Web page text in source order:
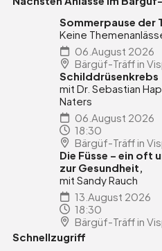
Sommerpause der
Keine
06.August 2026
Bärgüf-Träff in
Schilddrüsenkrebs
mit Dr. Sebastian
Naters
06.August 2026
18:30
Bärgüf-Träff in
Die Füsse – ein oft
zur Gesundheit,
mit Sandy Rauch
13.August 2026
18:30
Bärgüf-Träff in
Schnellzugriff